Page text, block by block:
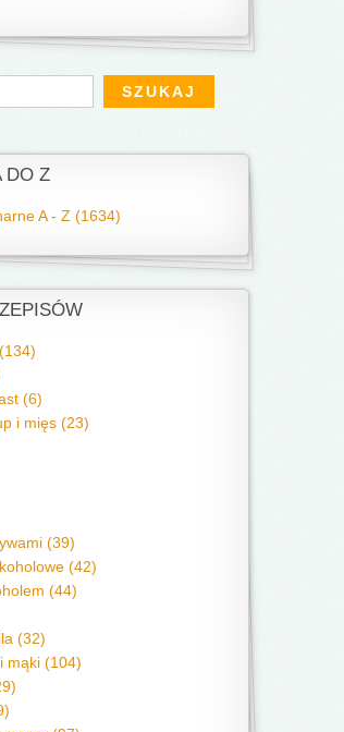
DO Z
A - Z (1634)
(6)
i mięs (23)
(39)
(42)
(44)
(32)
mąki (104)